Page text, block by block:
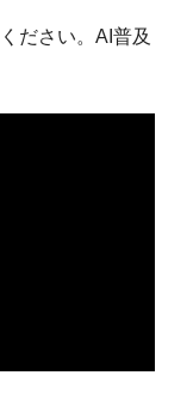
ださい。AI普及